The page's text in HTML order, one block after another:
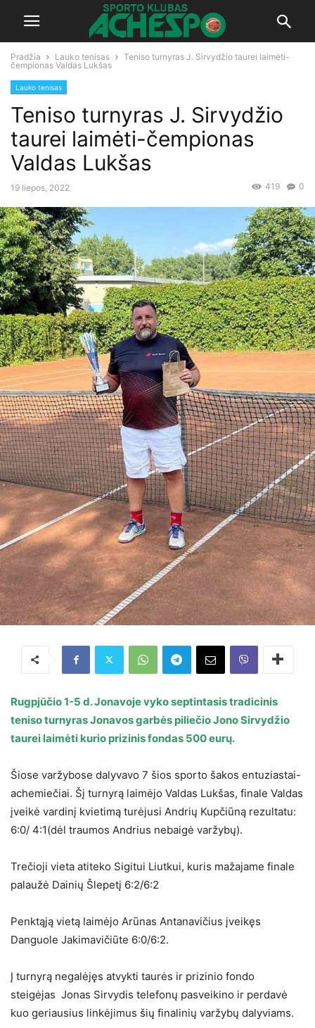
Pradžia Lauko tenisas
Teniso turnyras J. Sirvydžio taurei laimėti-
čempionas Valdas Lukšas
Lauko tenisas
Teniso turnyras J. Sirvydžio
taurei laimėti-čempionas
Valdas Lukšas
19 liepos, 2022 0
419
Rugpjūčio 1-5 d. Jonavoje vyko septintasis tradicinis
teniso turnyras Jonavos garbės piliečio Jono Sirvydžio
taurei laimėti kurio prizinis fondas 500 eurų.
Šiose varžybose dalyvavo 7 šios sporto šakos entuziastai-
achemiečiai. Šį turnyrą laimėjo Valdas Lukšas, finale Valdas
įveikė vardinį kvietimą turėjusi Andrių Kupčiūną rezultatu:
6:0/ 4:1(dėl traumos Andrius nebaigė varžybų).
Trečioji vieta atiteko Sigitui Liutkui, kuris mažajame finale
palaužė Dainių Šlepetį 6:2/6:2
Penktąją vietą laimėjo Arūnas Antanavičius įveikęs
Danguole Jakimavičiūte 6:0/6:2.
Į turnyrą negalėjęs atvykti taurės ir prizinio fondo
steigėjas Jonas Sirvydis telefonų pasveikino ir perdavė
kuo geriausius linkėjimus šių finalinių varžybų dalyviams.